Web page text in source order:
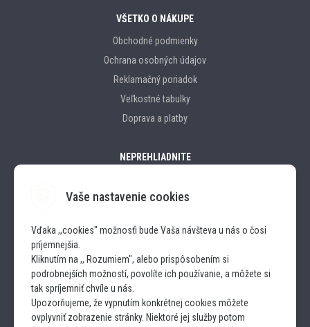
Vaše nastavenie cookies
Vďaka ,,cookies" možnosťi bude Vaša návšteva u nás o čosi
príjemnejšia.
Kliknutím na ,, Rozumiem", alebo prispôsobením si
podrobnejších možností, povolíte ich používanie, a môžete si
tak spríjemniť chvíle u nás.
Upozorňujeme, že vypnutím konkrétnej cookies môžete
ovplyvniť zobrazenie stránky. Niektoré jej služby potom
VŠETKO O NÁKUPE
Obchodné podmienky
Ochrana osobných údajov
Reklamačný poriadok
Veľkostné tabulky
Doprava a platby
NEPREHLIADNITE
INSTAGRAM
FACEBOOK